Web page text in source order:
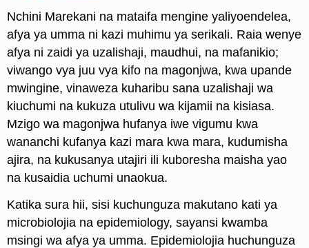
Nchini Marekani na mataifa mengine yaliyoendelea,
afya ya umma ni kazi muhimu ya serikali. Raia wenye
afya ni zaidi ya uzalishaji, maudhui, na mafanikio;
viwango vya juu vya kifo na magonjwa, kwa upande
mwingine, vinaweza kuharibu sana uzalishaji wa
kiuchumi na kukuza utulivu wa kijamii na kisiasa.
Mzigo wa magonjwa hufanya iwe vigumu kwa
wananchi kufanya kazi mara kwa mara, kudumisha
ajira, na kukusanya utajiri ili kuboresha maisha yao
na kusaidia uchumi unaokua.
Katika sura hii, sisi kuchunguza makutano kati ya
microbiolojia naepidemiology, sayansi kwamba
msingi wa afya ya umma. Epidemiolojia huchunguza